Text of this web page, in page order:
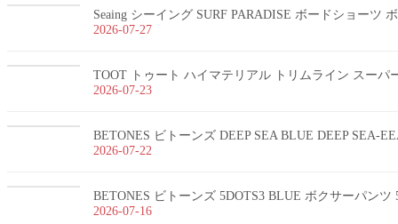
Seaing シーイング SURF PARADISE ボードショーツ
2026-07-27
TOOT トゥート ハイマテリアル トリムライン スーパ
2026-07-23
BETONES ビトーンズ DEEP SEA BLUE DEEP SEA-
2026-07-22
BETONES ビトーンズ 5DOTS3 BLUE ボクサーパン
2026-07-16